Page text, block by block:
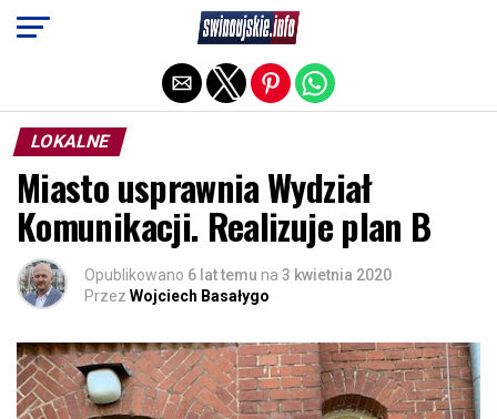
LOKALNE
Miasto usprawnia Wydział
Komunikacji. Realizuje plan B
Opublikowano 6 lat temu na 3 kwietnia 2020
Przez Wojciech Basałygo
Exit mobile version